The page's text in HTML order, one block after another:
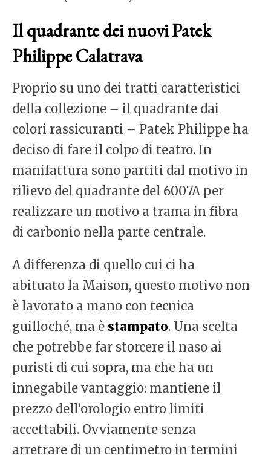
Il quadrante dei nuovi Patek
Philippe Calatrava
Proprio su uno dei tratti caratteristici
della collezione – il quadrante dai
colori rassicuranti – Patek Philippe ha
deciso di fare il colpo di teatro. In
manifattura sono partiti dal motivo in
rilievo del quadrante del 6007A per
realizzare un motivo a trama in fibra
di carbonio nella parte centrale.
A differenza di quello cui ci ha
abituato la Maison, questo motivo non
è lavorato a mano con tecnica
guilloché, ma è stampato. Una scelta
che potrebbe far storcere il naso ai
puristi di cui sopra, ma che ha un
innegabile vantaggio: mantiene il
prezzo dell’orologio entro limiti
accettabili. Ovviamente senza
arretrare di un centimetro in termini